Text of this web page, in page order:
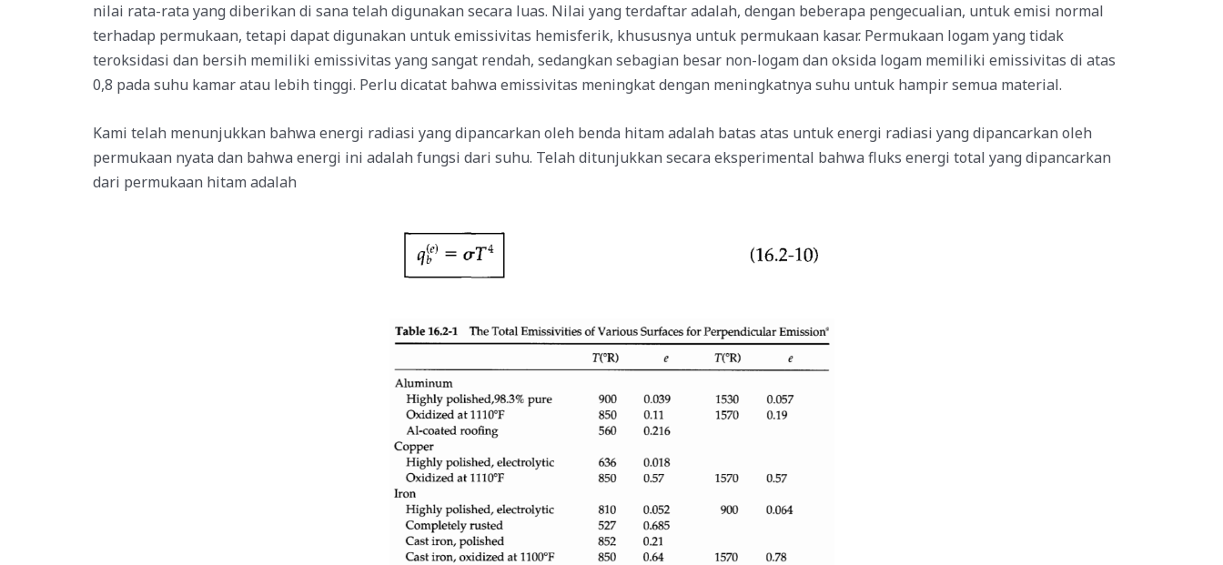
nilai rata-rata yang diberikan di sana telah digunakan secara luas. Nilai yang terdaftar adalah, dengan beberapa pengecualian, untuk emisi normal
terhadap permukaan, tetapi dapat digunakan untuk emissivitas hemisferik, khususnya untuk permukaan kasar. Permukaan logam yang tidak
teroksidasi dan bersih memiliki emissivitas yang sangat rendah, sedangkan sebagian besar non-logam dan oksida logam memiliki emissivitas di atas
0,8 pada suhu kamar atau lebih tinggi. Perlu dicatat bahwa emissivitas meningkat dengan meningkatnya suhu untuk hampir semua material.
Kami telah menunjukkan bahwa energi radiasi yang dipancarkan oleh benda hitam adalah batas atas untuk energi radiasi yang dipancarkan oleh
permukaan nyata dan bahwa energi ini adalah fungsi dari suhu. Telah ditunjukkan secara eksperimental bahwa fluks energi total yang dipancarkan
dari permukaan hitam adalah